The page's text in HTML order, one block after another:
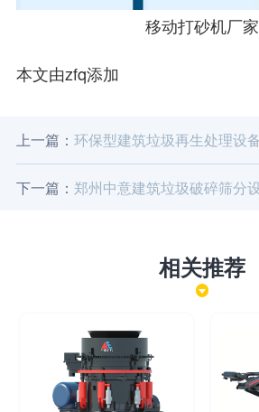
移动打砂机厂家
本文由zfq添加
上一篇： 环保型建筑垃圾再生处理设
下一篇： 郑州中意建筑垃圾破碎筛分
相关推荐